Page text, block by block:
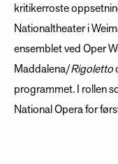
kritikerroste
Nationaltheater i
ensemblet ved Oper
Maddalena/Rigoletto
programmet.I rollen
National Opera for